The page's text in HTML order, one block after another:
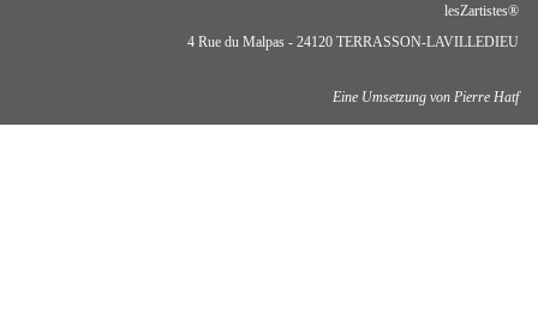
lesZartistes®
4 Rue du Malpas - 24120 TERRASSON-LAVILLEDIEU
Eine Umsetzung von Pierre Hatf